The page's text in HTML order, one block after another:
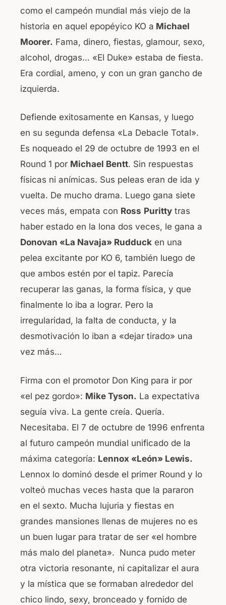
como el campeón mundial más viejo de la
historia en aquel epopéyico KO a Michael
Moorer. Fama, dinero, fiestas, glamour, sexo,
alcohol, drogas… «El Duke» estaba de fiesta.
Era cordial, ameno, y con un gran gancho de
izquierda.
Defiende exitosamente en Kansas, y luego
en su segunda defensa «La Debacle Total».
Es noqueado el 29 de octubre de 1993 en el
Round 1 por Michael Bentt. Sin respuestas
físicas ni anímicas. Sus peleas eran de ida y
vuelta. De mucho drama. Luego gana siete
veces más, empata con Ross Puritty tras
haber estado en la lona dos veces, le gana a
Donovan «La Navaja» Rudduck en una
pelea excitante por KO 6, también luego de
que ambos estén por el tapiz. Parecía
recuperar las ganas, la forma física, y que
finalmente lo iba a lograr. Pero la
irregularidad, la falta de conducta, y la
desmotivación lo iban a «dejar tirado» una
vez más…
Firma con el promotor Don King para ir por
«el pez gordo»: Mike Tyson. La expectativa
seguía viva. La gente creía. Quería.
Necesitaba. El 7 de octubre de 1996 enfrenta
al futuro campeón mundial unificado de la
máxima categoría: Lennox «León» Lewis.
Lennox lo dominó desde el primer Round y lo
volteó muchas veces hasta que la pararon
en el sexto. Mucha lujuria y fiestas en
grandes mansiones llenas de mujeres no es
un buen lugar para tratar de ser «el hombre
más malo del planeta». Nunca pudo meter
otra victoria resonante, ni capitalizar el aura
y la mística que se formaban alrededor del
chico lindo, sexy, bronceado y fornido de